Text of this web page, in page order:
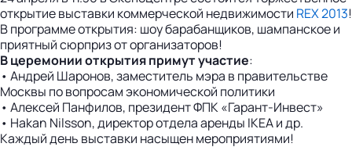
открытие выставки коммерческой недвижимости REX 2013!
В программе открытия: шоу барабанщиков, шампанское и
приятный сюрприз от организаторов!
В церемонии открытия примут участие:
• Андрей Шаронов, заместитель мэра в правительстве
Москвы по вопросам экономической политики
• Алексей Панфилов, президент ФПК «Гарант-Инвест»
• Hakan Nilsson, директор отдела аренды IKEA и др.
Каждый день выставки насыщен мероприятиями!